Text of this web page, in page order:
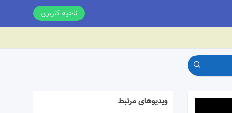
ناحیه کاربری
ویدیوهای مرتبط